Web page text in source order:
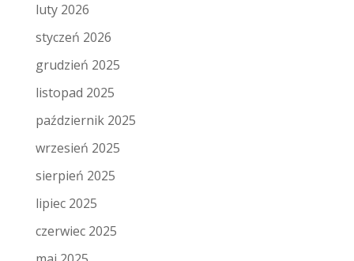
luty 2026
styczeń 2026
grudzień 2025
listopad 2025
październik 2025
wrzesień 2025
sierpień 2025
lipiec 2025
czerwiec 2025